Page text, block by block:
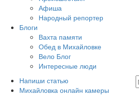
Афиша
Народный репортер
Блоги
Вахта памяти
Обед в Михайловке
Вело Блог
Интересные люди
Напиши статью
Михайловка онлайн камеры